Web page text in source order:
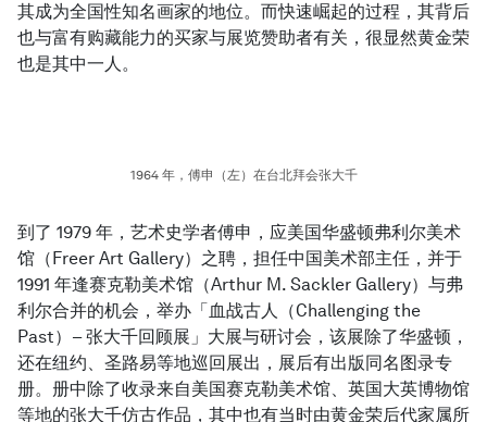
其成为全国性知名画家的地位。而快速崛起的过程，其背后
也与富有购藏能力的买家与展览赞助者有关，很显然黄金荣
也是其中一人。
1964 年，傅申（左）在台北拜会张大千
到了 1979 年，艺术史学者傅申，应美国华盛顿弗利尔美术
馆（Freer Art Gallery）之聘，担任中国美术部主任，并于
1991 年逢赛克勒美术馆（Arthur M. Sackler Gallery）与弗
利尔合并的机会，举办「血战古人（Challenging the
Past）– 张大千回顾展」大展与研讨会，该展除了华盛顿，
还在纽约、圣路易等地巡回展出，展后有出版同名图录专
册。册中除了收录来自美国赛克勒美术馆、英国大英博物馆
等地的张大千仿古作品，其中也有当时由黄金荣后代家属所